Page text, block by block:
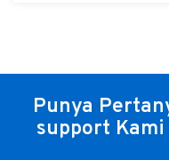
Punya
support